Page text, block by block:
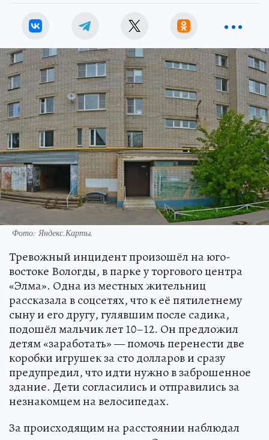
Фото:Яндекс.Карты.
Тревожный инцидент произошёл на юго-
востоке Вологды, в парке у торгового центра
«Элма». Одна из местных жительниц
рассказала в соцсетях, что к её пятилетнему
сыну и его другу, гулявшим после садика,
подошёл мальчик лет 10–12. Он предложил
детям «заработать» — помочь перенести две
коробки игрушек за сто долларов и сразу
предупредил, что идти нужно в заброшенное
здание. Дети согласились и отправились за
незнакомцем на велосипедах.
За происходящим на расстоянии наблюдал